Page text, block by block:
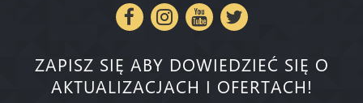
ZAPISZ SIĘ ABY DOWIEDZIEĆ SIĘ O
AKTUALIZACJACH I OFERTACH!